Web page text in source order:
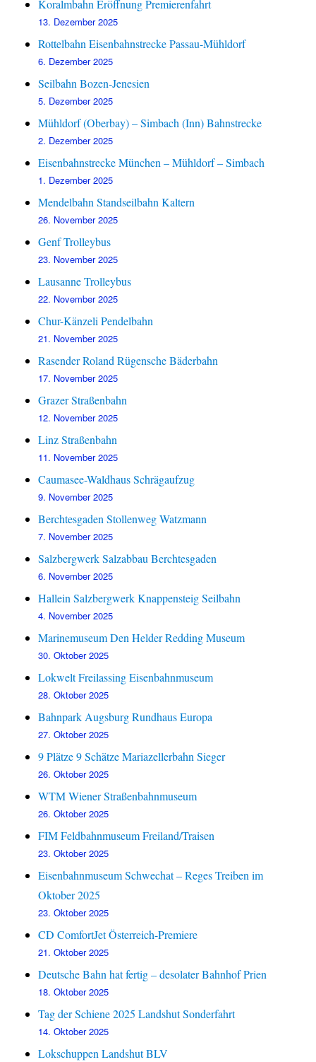
Koralmbahn Eröffnung Premierenfahrt
13. Dezember 2025
Rottelbahn Eisenbahnstrecke Passau-Mühldorf
6. Dezember 2025
Seilbahn Bozen-Jenesien
5. Dezember 2025
Mühldorf (Oberbay) – Simbach (Inn) Bahnstrecke
2. Dezember 2025
Eisenbahnstrecke München – Mühldorf – Simbach
1. Dezember 2025
Mendelbahn Standseilbahn Kaltern
26. November 2025
Genf Trolleybus
23. November 2025
Lausanne Trolleybus
22. November 2025
Chur-Känzeli Pendelbahn
21. November 2025
Rasender Roland Rügensche Bäderbahn
17. November 2025
Grazer Straßenbahn
12. November 2025
Linz Straßenbahn
11. November 2025
Caumasee-Waldhaus Schrägaufzug
9. November 2025
Berchtesgaden Stollenweg Watzmann
7. November 2025
Salzbergwerk Salzabbau Berchtesgaden
6. November 2025
Hallein Salzbergwerk Knappensteig Seilbahn
4. November 2025
Marinemuseum Den Helder Redding Museum
30. Oktober 2025
Lokwelt Freilassing Eisenbahnmuseum
28. Oktober 2025
Bahnpark Augsburg Rundhaus Europa
27. Oktober 2025
9 Plätze 9 Schätze Mariazellerbahn Sieger
26. Oktober 2025
WTM Wiener Straßenbahnmuseum
26. Oktober 2025
FIM Feldbahnmuseum Freiland/Traisen
23. Oktober 2025
Eisenbahnmuseum Schwechat – Reges Treiben im
Oktober 2025
23. Oktober 2025
CD ComfortJet Österreich-Premiere
21. Oktober 2025
Deutsche Bahn hat fertig – desolater Bahnhof Prien
18. Oktober 2025
Tag der Schiene 2025 Landshut Sonderfahrt
14. Oktober 2025
Lokschuppen Landshut BLV